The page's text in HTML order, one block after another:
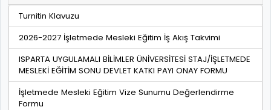
Turnitin Klavuzu
2026-2027 İşletmede Mesleki Eğitim İş Akış Takvimi
ISPARTA UYGULAMALI BİLİMLER ÜNİVERSİTESİ STAJ/İŞLETMEDE
MESLEKİ EĞİTİM SONU DEVLET KATKI PAYI ONAY FORMU
İşletmede Mesleki Eğitim Vize Sunumu Değerlendirme
Formu